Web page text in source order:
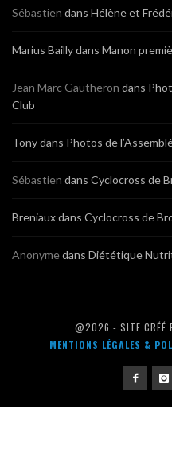
Sébastien dans Hélène et
Marius Baillydans Manon
Jean Marc Gautheron dans
Club
Tonydans Photos de
Sébastien dans Cyclocross de
Breniauxdans Cyclocross de
Anonymedans Diététique
@2026 - SITE CRÉÉ
MENTIONS LÉGALES &